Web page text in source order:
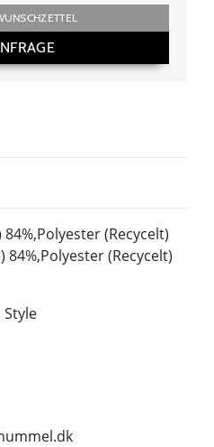
(Recycelt)
84%,Polyester (Recycelt)